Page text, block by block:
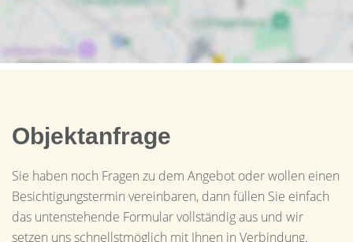
Objektanfrage
Sie haben noch Fragen zu dem Angebot oder wollen einen
Besichtigungstermin vereinbaren, dann füllen Sie einfach
das untenstehende Formular vollständig aus und wir
setzen uns schnellstmöglich mit Ihnen in Verbindung.